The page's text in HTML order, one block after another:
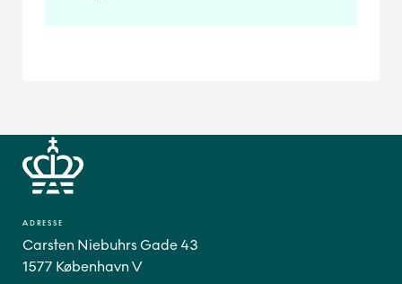
ADRESSE
Carsten Niebuhrs Gade 43
1577 København V